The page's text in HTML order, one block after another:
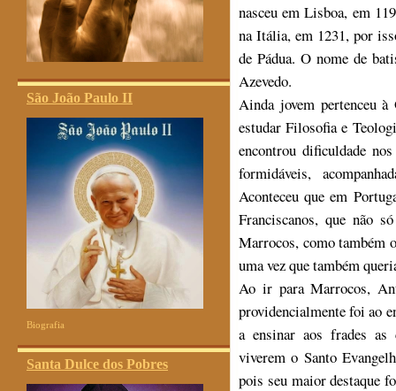
São João Paulo II
Biografia
Santa Dulce dos Pobres
nasceu em Lisboa, em
na Itália, em 1231, por
de Pádua. O nome de
Azevedo.
Ainda jovem pertenceu à
estudar Filosofia e
encontrou dificuldade
formidáveis,
Aconteceu que em
Franciscanos, que não
Marrocos, como também
uma vez que também
Ao ir para Marrocos,
providencialmente foi ao
a ensinar aos frades as
viverem o Santo
pois seu maior destaque